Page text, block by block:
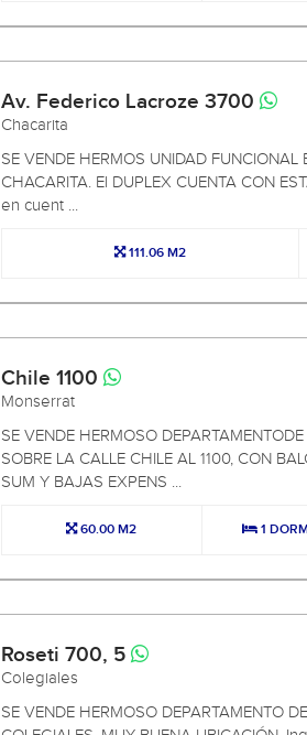
Av. Federico Lacroze 3700
Chacarita
SE VENDE HERMOS UNIDAD
CHACARITA. El DUPLEX CUENTA CON
en cuent ...
111.06 M2
Chile 1100
Monserrat
SE VENDE HERMOSO
SOBRE LA CALLE CHILE AL 1100, CON
SUM Y BAJAS EXPENS ...
60.00 M2 1
Roseti 700, 5
Colegiales
SE VENDE HERMOSO DEPARTAMENTO